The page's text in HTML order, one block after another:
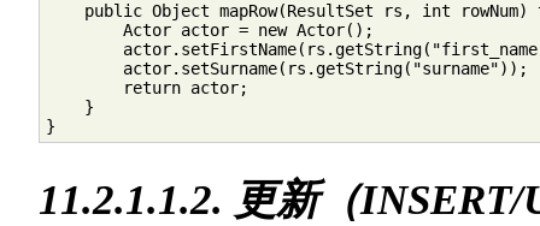
public Object mapRow(ResultSet rs, int rowNum)
        Actor actor = new Actor();
        actor.setSurname(rs.getString("surname"));
        return actor;
    }
}
11.2.1.1.2. 更新（